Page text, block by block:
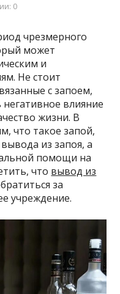
0
чрезмерного
может
и
Не стоит
с запоем,
влияние
жизни. В
что такое запой,
из запоя, а
помощи на
что вывод из
за
учреждение.